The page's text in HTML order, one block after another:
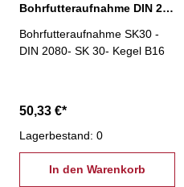
Bohrfutteraufnahme DIN 2080, SK 30 Kegel B16
Bohrfutteraufnahme SK30 -
DIN 2080- SK 30- Kegel B16
50,33 €*
Lagerbestand: 0
In den Warenkorb